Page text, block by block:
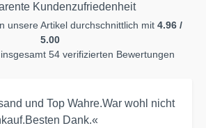
Kundenzufriedenheit
unsere Artikel durchschnittlich mit 4.96 /
5.00
54 verifizierten Bewertungen
und Top Wahre.War wohl nicht
Dank.«